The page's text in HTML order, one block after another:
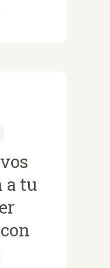
a tu